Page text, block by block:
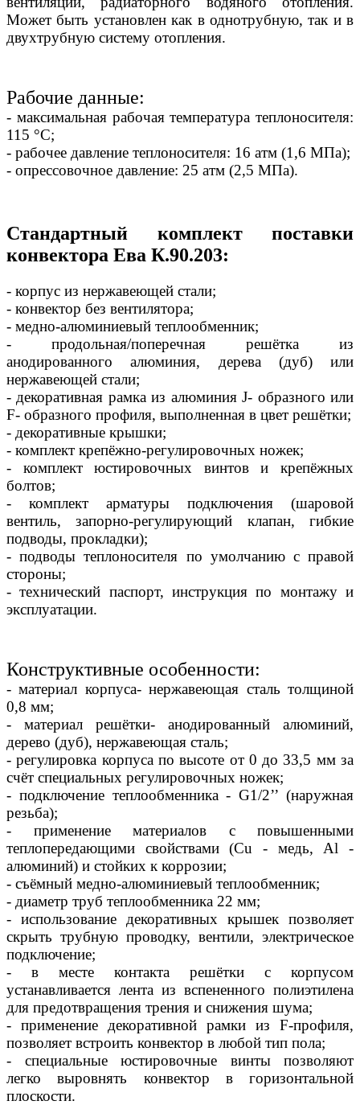
Может быть установлен как в однотрубную, так и в
двухтрубную систему отопления.
Рабочие данные:
- максимальная рабочая температура теплоносителя:
115 °С;
- рабочее давление теплоносителя: 16 атм (1,6 МПа);
- опрессовочное давление: 25 атм (2,5 МПа).
Стандартный комплект поставки
конвектора Ева К.90.203:
- корпус из нержавеющей стали;
- конвектор без вентилятора;
- медно-алюминиевый теплообменник;
- продольная/поперечная решётка из
анодированного алюминия, дерева (дуб) или
нержавеющей стали;
- декоративная рамка из алюминия J- образного или
F- образного профиля, выполненная в цвет решётки;
- декоративные крышки;
- комплект крепёжно-регулировочных ножек;
- комплект юстировочных винтов и крепёжных
болтов;
- комплект арматуры подключения (шаровой
вентиль, запорно-регулирующий клапан, гибкие
подводы, прокладки);
- подводы теплоносителя по умолчанию с правой
стороны;
- технический паспорт, инструкция по монтажу и
эксплуатации.
Конструктивные особенности:
- материал корпуса- нержавеющая сталь толщиной
0,8 мм;
- материал решётки- анодированный алюминий,
дерево (дуб), нержавеющая сталь;
- регулировка корпуса по высоте от 0 до 33,5 мм за
счёт специальных регулировочных ножек;
- подключение теплообменника - G1/2’’ (наружная
резьба);
- применение материалов с повышенными
теплопередающими свойствами (Сu - медь, Al -
алюминий) и стойких к коррозии;
- съёмный медно-алюминиевый теплообменник;
- диаметр труб теплообменника 22 мм;
- использование декоративных крышек позволяет
скрыть трубную проводку, вентили, электрическое
подключение;
- в месте контакта решётки с корпусом
устанавливается лента из вспененного полиэтилена
для предотвращения трения и снижения шума;
- применение декоративной рамки из F-профиля,
позволяет встроить конвектор в любой тип пола;
- специальные юстировочные винты позволяют
легко выровнять конвектор в горизонтальной
плоскости.